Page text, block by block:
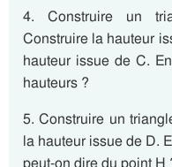
4. Construire un
Construire la hauteur
hauteur issue de C.
hauteurs ?
5. Construire un
la hauteur issue de D.
peut-on dire du point H